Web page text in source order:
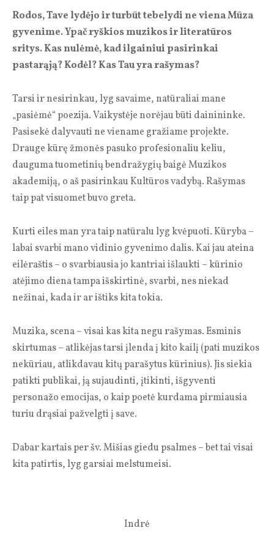
Rodos, Tave lydėjo ir turbūt tebelydi ne viena Mūza
gyvenime. Ypač ryškios muzikos ir literatūros
sritys. Kas nulėmė, kad ilgainiui pasirinkai
pastarąją? Kodėl? Kas Tau yra rašymas?
Tarsi ir nesirinkau, lyg savaime, natūraliai mane
„pasiėmė“ poezija. Vaikystėje norėjau būti dainininke.
Pasisekė dalyvauti ne viename gražiame projekte.
Drauge kūrę žmonės pasuko profesionaliu keliu,
dauguma tuometinių bendražygių baigė Muzikos
akademiją, o aš pasirinkau Kultūros vadybą. Rašymas
taip pat visuomet buvo greta.
Kurti eiles man yra taip natūralu lyg kvėpuoti. Kūryba –
labai svarbi mano vidinio gyvenimo dalis. Kai jau ateina
eilėraštis – o svarbiausia jo kantriai išlaukti – kūrinio
atėjimo diena tampa išskirtinė, svarbi, nes niekad
nežinai, kada ir ar ištiks kita tokia.
Muzika, scena – visai kas kita negu rašymas. Esminis
skirtumas – atlikėjas tarsi įlenda į kito kailį (pati muzikos
nekūriau, atlikdavau kitų parašytus kūrinius). Jis siekia
patikti publikai, ją sujaudinti, įtikinti, išgyventi
personažo emocijas, o kaip poetė kurdama pirmiausia
turiu drąsiai pažvelgti į save.
Dabar kartais per šv. Mišias giedu psalmes – bet tai visai
kita patirtis, lyg garsiai melstumeisi.
Indrė